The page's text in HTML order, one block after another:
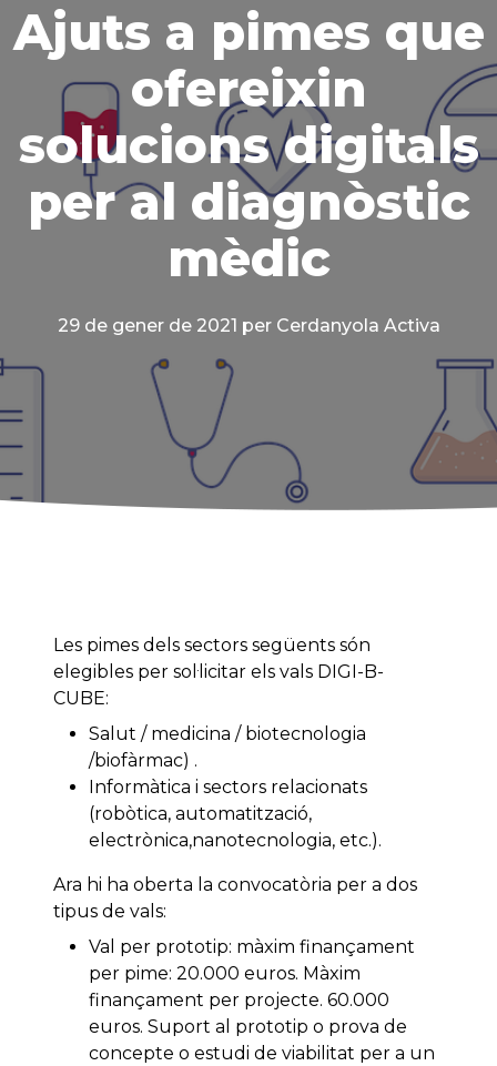
Ajuts a pimes que
ofereixin
solucions digitals
per al diagnòstic
mèdic
29 de gener de 2021 per Cerdanyola Activa
Les pimes dels sectors següents són
elegibles per sol·licitar els vals DIGI-B-
CUBE:
Salut / medicina / biotecnologia
/biofàrmac) .
Informàtica i sectors relacionats
(robòtica, automatització,
electrònica,nanotecnologia, etc.).
Ara hi ha oberta la convocatòria per a dos
tipus de vals:
Val per prototip: màxim finançament
per pime: 20.000 euros. Màxim
finançament per projecte. 60.000
euros. Suport al prototip o prova de
concepte o estudi de viabilitat per a un